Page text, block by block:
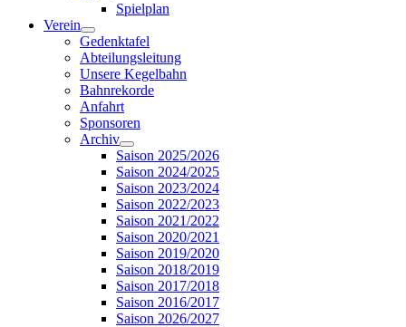
Spielplan
Verein
Gedenktafel
Abteilungsleitung
Unsere Kegelbahn
Bahnrekorde
Anfahrt
Sponsoren
Archiv
Saison 2025/2026
Saison 2024/2025
Saison 2023/2024
Saison 2022/2023
Saison 2021/2022
Saison 2020/2021
Saison 2019/2020
Saison 2018/2019
Saison 2017/2018
Saison 2016/2017
Saison 2026/2027